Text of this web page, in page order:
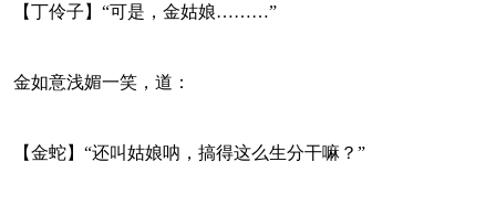
【丁伶子】“可是，金姑娘………”
金如意浅媚一笑，道：
【金蛇】“还叫姑娘呐，搞得这么生分干嘛？”